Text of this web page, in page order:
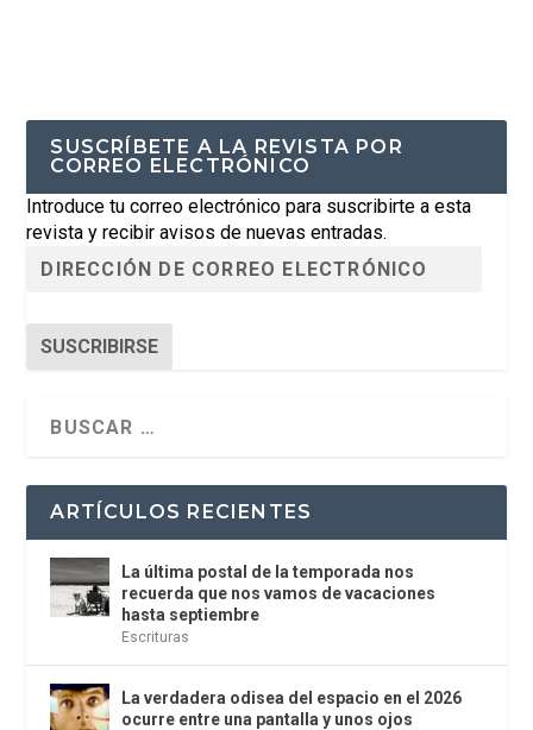
SUSCRÍBETE A LA REVISTA POR
CORREO ELECTRÓNICO
Introduce tu correo electrónico para suscribirte a esta
revista y recibir avisos de nuevas entradas.
SUSCRIBIRSE
ARTÍCULOS RECIENTES
La última postal de la temporada nos
recuerda que nos vamos de vacaciones
hasta septiembre
Escrituras
La verdadera odisea del espacio en el 2026
ocurre entre una pantalla y unos ojos